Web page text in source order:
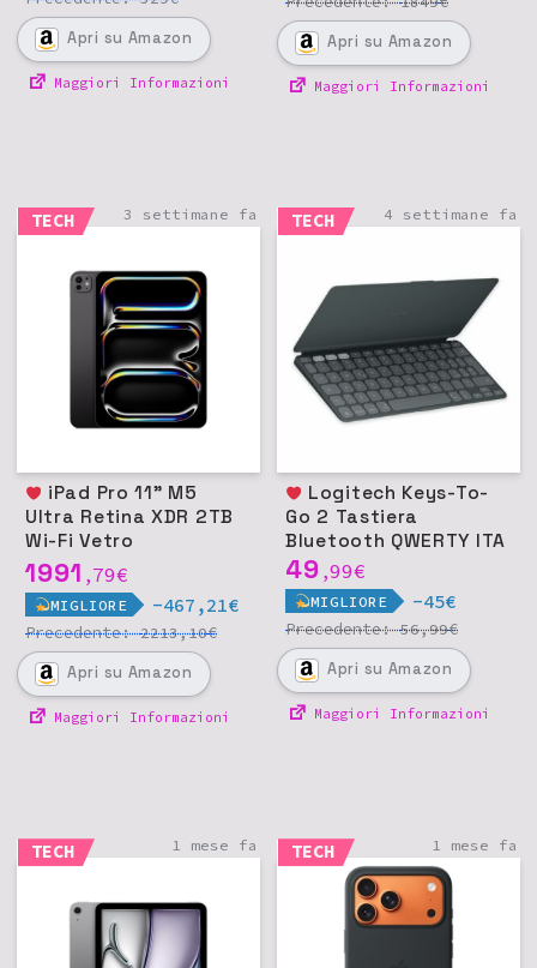
Apri su Amazon
Maggiori Informazioni
Apri su Amazon
Maggiori Informazioni
TECH 3 settimane fa
Ultra Retina XDR 2TB
Wi-Fi Vetro
nanotexture - Nero
siderale
1991 ,79€
MIGLIORE -467,21€
Precedente:2213,10€
Apri su Amazon
Maggiori Informazioni
TECH 4 settimane fa
Go 2 Tastiera
Bluetooth QWERTY ITA
49 ,99€
MIGLIORE -45€
Precedente:56,99€
Apri su Amazon
Maggiori Informazioni
TECH 1 mese fa TECH 1 mese fa